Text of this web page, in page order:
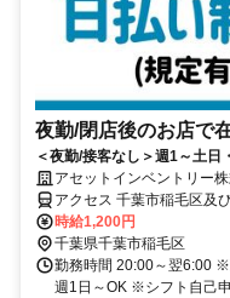
夜勤/閉店後のお店で
＜夜勤/接客なし＞週1～土日
アセットインベントリー
区エリア管轄
アクセス 千葉市稲毛区及
時給1,200円
千葉県千葉市稲毛区
勤務時間 20:00～翌6:00
週1日～OK ※シフト自己